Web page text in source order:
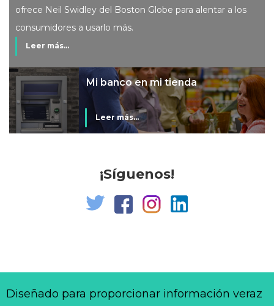
ofrece Neil Swidley del Boston Globe para alentar a los
consumidores a usarlo más.
Leer más...
Mi banco en mi tienda
Leer más...
¡Síguenos!
Diseñado para proporcionar información veraz